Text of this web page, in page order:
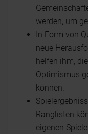
werden, um
In Form von
neue
helfen ihm,
Optimismus
können.
Ranglisten
eigenen